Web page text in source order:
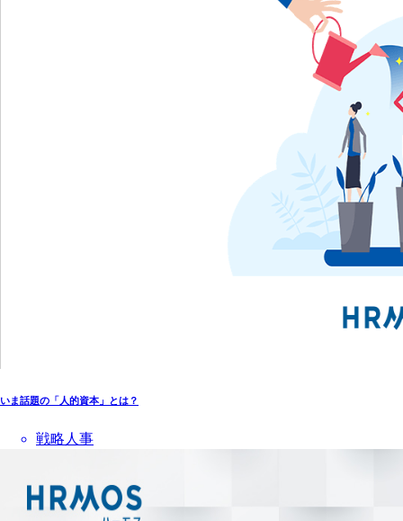
いま話題の「人的資本」とは？
戦略人事